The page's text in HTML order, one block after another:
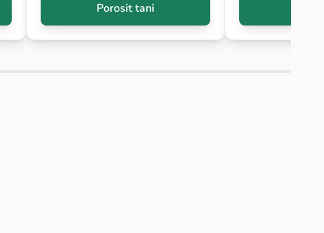
Porosit tani